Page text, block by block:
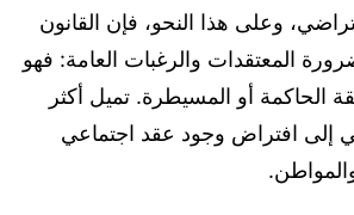
وعلى هذا النحو، فإن القانون
المعتقدات والرغبات العامة: فهو
الحاكمة أو المسيطرة. تميل أكثر
إلى افتراض وجود عقد اجتماعي